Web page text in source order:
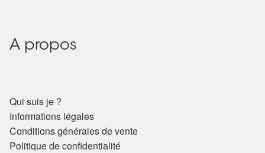
A propos
Qui suis je ?
Informations légales
Conditions générales de vente
Politique de confidentialité